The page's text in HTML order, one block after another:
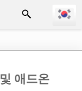
애드온